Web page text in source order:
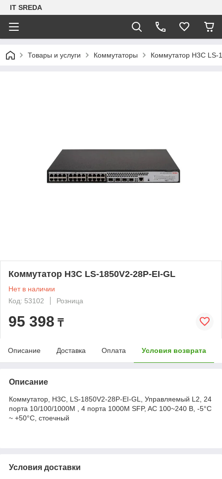
IT SREDA
Товары и услуги Коммутаторы Коммутатор H3C LS-
Коммутатор H3C LS-1850V2-28P-EI-GL
Нет в наличии
Код: 53102
Розница
95 398 ₸
Описание Доставка Оплата Условия возврата
Описание
Коммутатор, H3C, LS-1850V2-28P-EI-GL, Управляемый L2, 24
порта 10/100/1000M , 4 порта 1000M SFP, AC 100~240 В, -5°C
~ +50°C, стоечный
Условия доставки